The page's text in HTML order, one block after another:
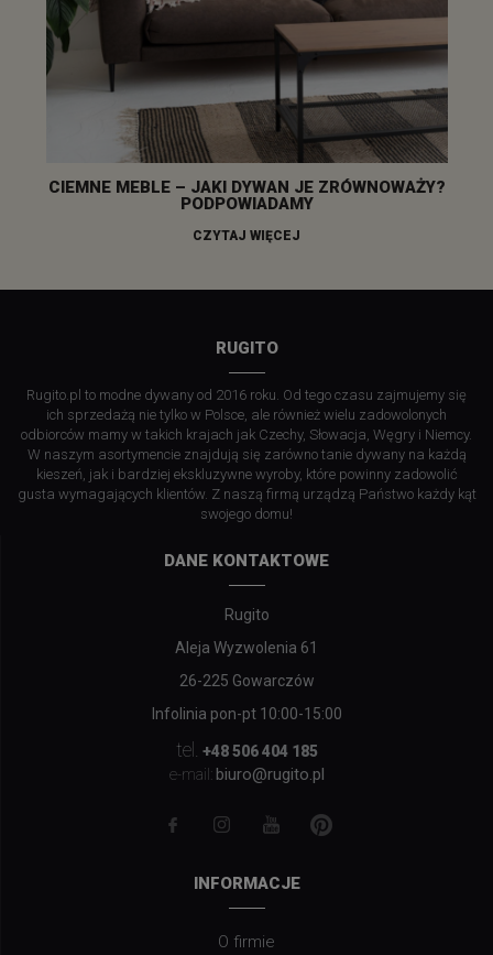
CIEMNE MEBLE – JAKI DYWAN JE ZRÓWNOWAŻY?
PODPOWIADAMY
CZYTAJ WIĘCEJ
RUGITO
Rugito.pl to modne dywany od 2016 roku. Od tego czasu zajmujemy się
ich sprzedażą nie tylko w Polsce, ale również wielu zadowolonych
odbiorców mamy w takich krajach jak Czechy, Słowacja, Węgry i Niemcy.
W naszym asortymencie znajdują się zarówno tanie dywany na każdą
kieszeń, jak i bardziej ekskluzywne wyroby, które powinny zadowolić
gusta wymagających klientów. Z naszą firmą urządzą Państwo każdy kąt
swojego domu!
DANE KONTAKTOWE
Rugito
Aleja Wyzwolenia 61
26-225 Gowarczów
Infolinia pon-pt 10:00-15:00
tel. +48 506 404 185
e-mail: biuro@rugito.pl
INFORMACJE
O firmie